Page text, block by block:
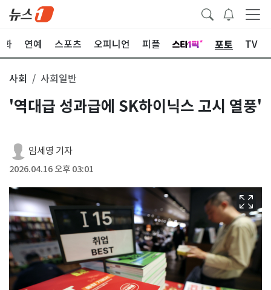
화 연예 스포츠 오피니언 피플 포토 TV
사회 사회일반
'역대급 성과급에 SK하이닉스 고시 열풍'
임세영 기자
2026.04.16 오후 03:01